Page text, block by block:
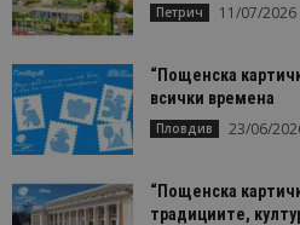
Петрич 11/07/2026
“Пощенска
всички времена
Пловдив 23/06/
“Пощенска
традициите,